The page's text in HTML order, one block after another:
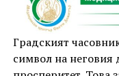
Градският
символ на неговия